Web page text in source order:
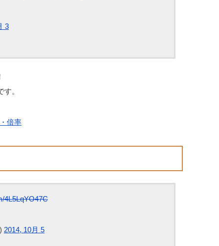
3
。
倍率
4L5LqYO47C
2014, 10月 5